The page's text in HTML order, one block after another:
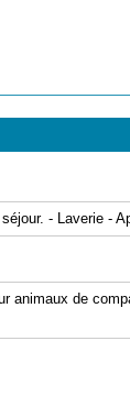
- Laverie -
animaux de